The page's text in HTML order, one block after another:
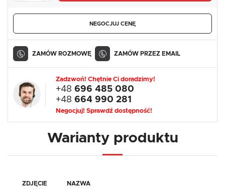
NEGOCJUJ CENĘ
ZAMÓW ROZMOWĘ ZAMÓW PRZEZ EMAIL
Zadzwoń! Chętnie Ci doradzimy!
+48 696 485 080
+48 664 990 281
Negocjuj! Sprawdź dostępność!
Warianty produktu
ZDJĘCIE NAZWA